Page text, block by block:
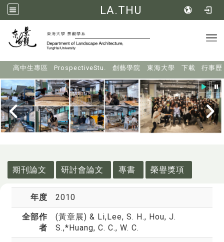
LA.THU
高中生專區 ProspectiveStu. 創藝學院 東海大學 下載 行事歷
期刊論文
研討會論文 專書 榮譽獎項
年度 2010
全部作
者
(黃章展) & Li,Lee, S. H., Hou, J.
S.,*Huang, C. C., W. C.